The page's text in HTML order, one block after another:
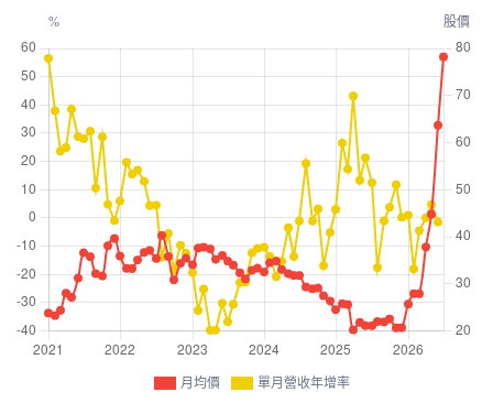
月均價 單月營收年增率